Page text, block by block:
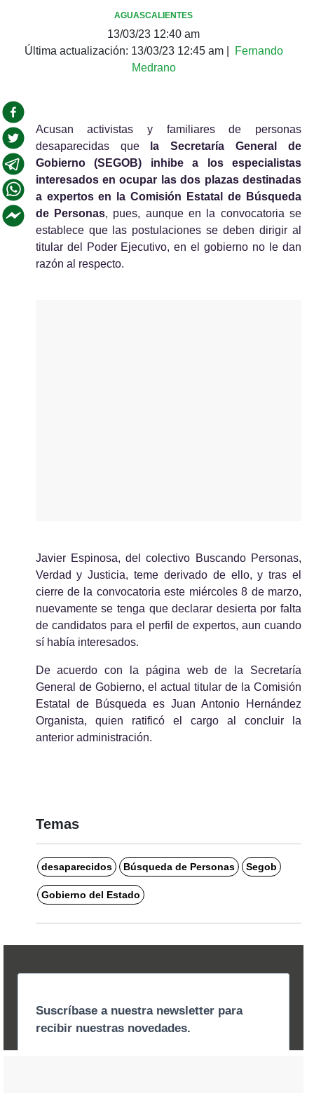
AGUASCALIENTES
13/03/23 12:40 am
Última actualización: 13/03/23 12:45 am|
Fernando
Medrano
Acusan activistas y familiares de personas
desaparecidas que
la Secretaría General de
Gobierno (SEGOB) inhibe a los especialistas
interesados en ocupar las dos plazas destinadas
a expertos en la Comisión Estatal de Búsqueda
de Personas, pues, aunque en la convocatoria se
establece que las postulaciones se deben dirigir al
titular del Poder Ejecutivo, en el gobierno no le dan
razón al respecto.
Javier Espinosa, del colectivo Buscando Personas,
Verdad y Justicia, teme derivado de ello, y tras el
cierre de la convocatoria este miércoles 8 de marzo,
nuevamente se tenga que declarar desierta por falta
de candidatos para el perfil de expertos, aun cuando
sí había interesados.
De acuerdo con la página web de la Secretaría
General de Gobierno, el actual titular de la Comisión
Estatal de Búsqueda es Juan Antonio Hernández
Organista, quien ratificó el cargo al concluir la
anterior administración.
Temas
desaparecidos Búsqueda de Personas Segob
Gobierno del Estado